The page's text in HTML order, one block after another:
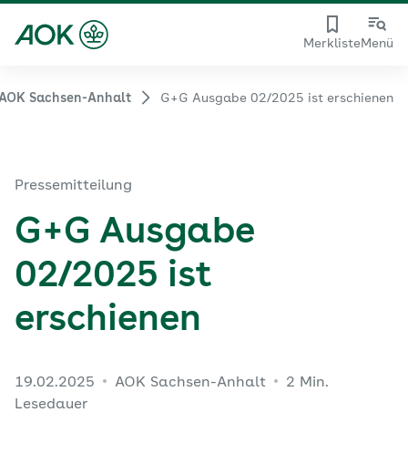
MerklisteMenü
Sachsen-Anhalt G+G Ausgabe 02/2025 ist erschienen
Pressemitteilung
G+G Ausgabe
02/2025 ist
erschienen
19.02.2025 AOK Sachsen-Anhalt
2 Min.
Lesedauer